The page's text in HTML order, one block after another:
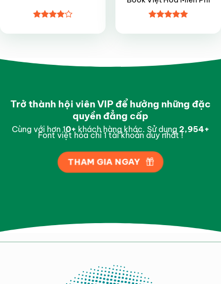
xếp hạng
hạng55
Trở thành hội viên VIP để hưởng những đặc
quyền đẳng cấp
Cùng với hơn 10+ khách hàng khác. Sử dụng 2,997+
Font việt hóa chỉ 1 tài khoản duy nhất !
THAM GIA NGAY